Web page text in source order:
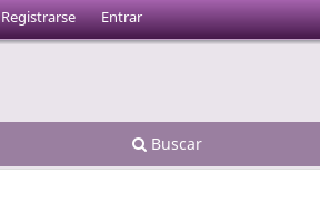
Buscar
Registrarse Entrar